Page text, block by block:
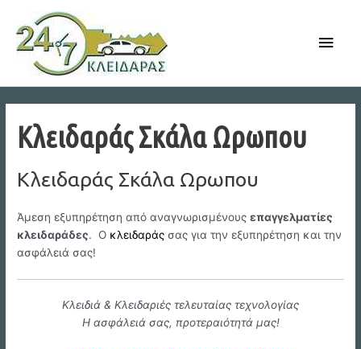
content
Main
Κλειδαράς Σκάλα Ωρωπου
Κλειδαράς Σκάλα Ωρωπου
Άμεση εξυπηρέτηση από αναγνωρισμένουςεπαγγελματίες
κλειδαράδες. Ο κλειδαράς σας για την εξυπηρέτηση και την
ασφάλειά σας!
Κλειδιά & Κλειδαριές τελευταίας τεχνολογίας
Η ασφάλειά σας, προτεραιότητά μας!